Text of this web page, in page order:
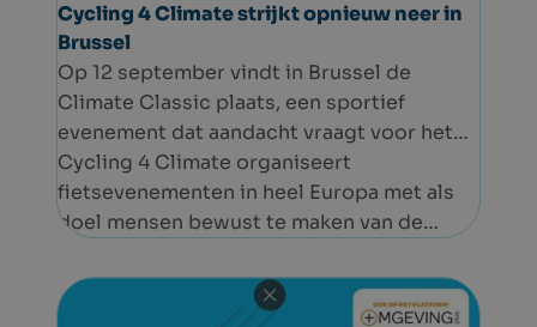
Cycling 4 Climate strijkt opnieuw neer in
Brussel
Op 12 september vindt in Brussel de
Climate Classic plaats, een sportief
evenement dat aandacht vraagt voor het
klimaat. De start en aankomst bevinden
zich in het Jubelpark.
Cycling 4 Climate organiseert
fietsevenementen in heel Europa met als
doel mensen bewust te maken van de
manier in beweging te brengen. Het event
ging ondertussen door op elf